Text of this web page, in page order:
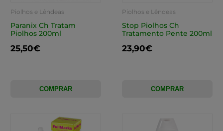
Piolhos e Lêndeas
Paranix Ch Tratam
Piolhos 200ml
25,50€
COMPRAR
Piolhos e Lêndeas
Stop Piolhos Ch
Tratamento Pente 200ml
23,90€
COMPRAR